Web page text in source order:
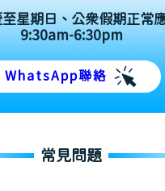
星期日、公眾假期正常
9:30am-6:30pm
WhatsApp聯絡
常見問題